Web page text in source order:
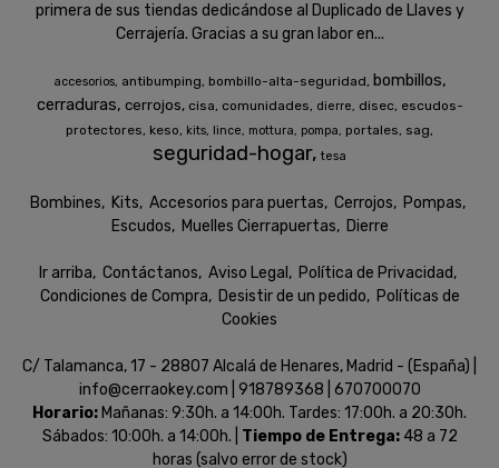
primera de sus tiendas dedicándose al Duplicado de Llaves y
Cerrajería. Gracias a su gran labor en...
accesorios antibumping bombillo-alta-seguridad bombillos
cerraduras cerrojos cisa comunidades dierre disec escudos-
protectores keso kits lince mottura pompa portales sag
seguridad-hogar tesa
Bombines Kits Accesorios para puertas Cerrojos
Pompas
Escudos
Muelles Cierrapuertas Dierre
Ir arriba Contáctanos Aviso Legal
Política de Privacidad
Condiciones de Compra
Desistir de un pedido
Políticas de
Cookies
C/ Talamanca, 17 - 28807 Alcalá de Henares, Madrid - (España) |
info@cerraokey.com | 918789368 670700070
Horario: Mañanas: 9:30h. a 14:00h. Tardes: 17:00h. a 20:30h.
Sábados: 10:00h. a 14:00h. | Tiempo de Entrega: 48 a 72
horas (salvo error de stock)